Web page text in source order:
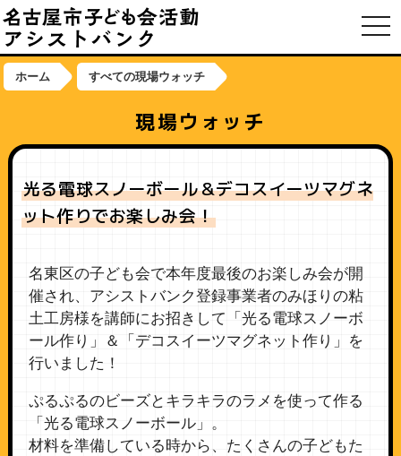
ホーム すべての現場ウォッチ
現場ウォッチ
光る電球スノーボール＆デコスイーツマグネ
ット作りでお楽しみ会！
名東区の子ども会で本年度最後のお楽しみ会が開
催され、アシストバンク登録事業者のみほりの粘
土工房様を講師にお招きして「光る電球スノーボ
ール作り」＆「デコスイーツマグネット作り」を
行いました！
ぷるぷるのビーズとキラキラのラメを使って作る
「光る電球スノーボール」。
材料を準備している時から、たくさんの子どもた